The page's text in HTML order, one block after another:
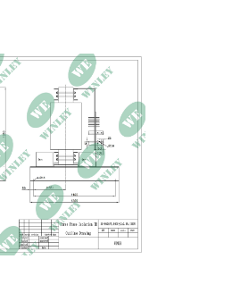
F, 155°C
100 mil.
1460 W, tolerancia del 10%
6310W a 120°C
Ventiladores de
refrigeración y controlador